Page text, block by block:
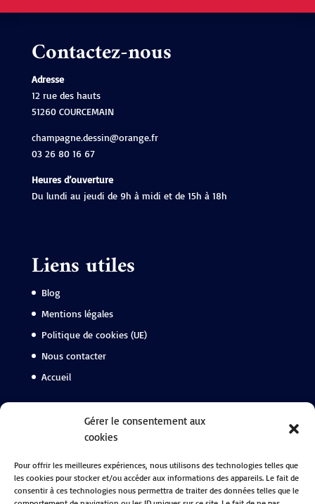
Gérer le consentement aux
cookies
Pour offrir les meilleures expériences, nous utilisons des technologies telles que
les cookies pour stocker et/ou accéder aux informations des appareils. Le fait de
consentir à ces technologies nous permettra de traiter des données telles que le
Contactez-nous
Adresse
12 rue des hauts
51260 COURCEMAIN
champagne.dessin@orange.fr
03 26 80 16 67
Heures d’ouverture
Du lundi au jeudi de 9h à midi et de 15h à 18h
Liens utiles
Blog
Mentions légales
Politique de cookies (UE)
Nous contacter
Accueil
Suivez-nous
Instagram
Linkedin